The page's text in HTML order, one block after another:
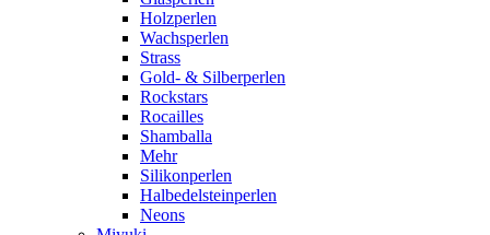
Holzperlen
Wachsperlen
Strass
Gold- & Silberperlen
Rockstars
Rocailles
Shamballa
Mehr
Silikonperlen
Halbedelsteinperlen
Neons